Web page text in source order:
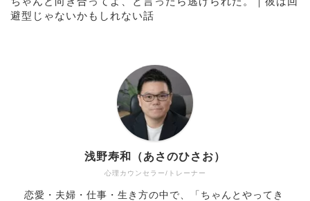
避型じゃないかもしれない話
心理カウンセラー/トレーナー
浅野寿和（あさのひさお）
恋愛・夫婦・仕事・生き方の中で、「ちゃんとやってき